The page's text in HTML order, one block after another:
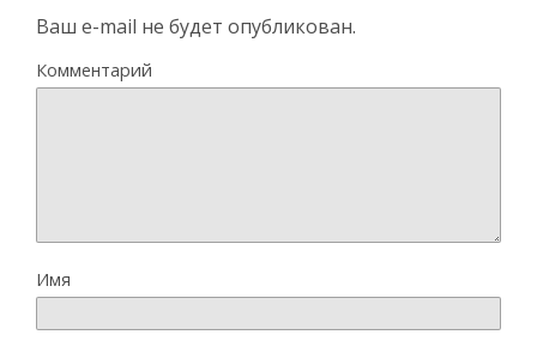
Ваш e-mail не будет опубликован.
Комментарий
Имя